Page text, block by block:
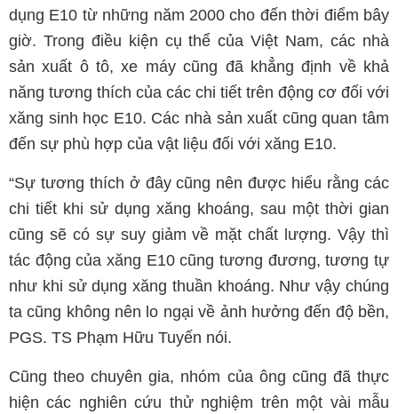
dụng E10 từ những năm 2000 cho đến thời điểm bây
giờ. Trong điều kiện cụ thể của Việt Nam, các nhà
sản xuất ô tô, xe máy cũng đã khẳng định về khả
năng tương thích của các chi tiết trên động cơ đối với
xăng sinh học E10. Các nhà sản xuất cũng quan tâm
đến sự phù hợp của vật liệu đối với xăng E10.
“Sự tương thích ở đây cũng nên được hiểu rằng các
chi tiết khi sử dụng xăng khoáng, sau một thời gian
cũng sẽ có sự suy giảm về mặt chất lượng. Vậy thì
tác động của xăng E10 cũng tương đương, tương tự
như khi sử dụng xăng thuần khoáng. Như vậy chúng
ta cũng không nên lo ngại về ảnh hưởng đến độ bền,
PGS. TS Phạm Hữu Tuyến nói.
Cũng theo chuyên gia, nhóm của ông cũng đã thực
hiện các nghiên cứu thử nghiệm trên một vài mẫu